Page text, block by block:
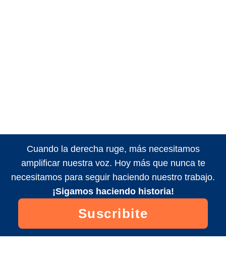
Cuando la derecha ruge, más necesitamos
amplificar nuestra voz. Hoy más que nunca te
necesitamos para seguir haciendo nuestro trabajo.
¡Sigamos haciendo historia!
Suscribite